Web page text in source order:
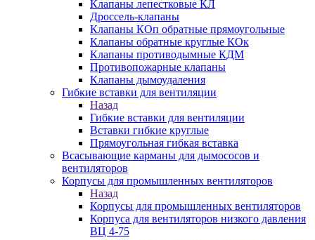
Клапаны лепестковые КЛ
Дроссель-клапаны
Клапаны КОп обратные прямоугольные
Клапаны обратные круглые КОк
Клапаны противодымные КДМ
Противопожарные клапаны
Клапаны дымоудаления
Гибкие вставки для вентиляции
Назад
Гибкие вставки для вентиляции
Вставки гибкие круглые
Прямоугольная гибкая вставка
Всасывающие карманы для дымососов и
вентиляторов
Корпусы для промышленных вентиляторов
Назад
Корпусы для промышленных вентиляторов
Корпуса для вентиляторов низкого давления
ВЦ 4-75